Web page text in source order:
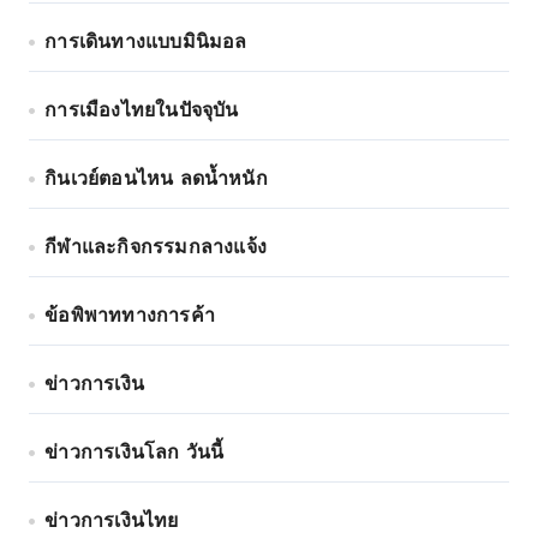
การเดินทางแบบมินิมอล
การเมืองไทยในปัจจุบัน
กินเวย์ตอนไหน ลดน้ำหนัก
กีฬาและกิจกรรมกลางแจ้ง
ข้อพิพาททางการค้า
ข่าวการเงิน
ข่าวการเงินโลก วันนี้
ข่าวการเงินไทย